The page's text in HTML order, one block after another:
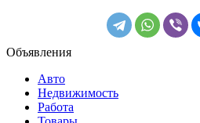
Объявления
Авто
Недвижимость
Работа